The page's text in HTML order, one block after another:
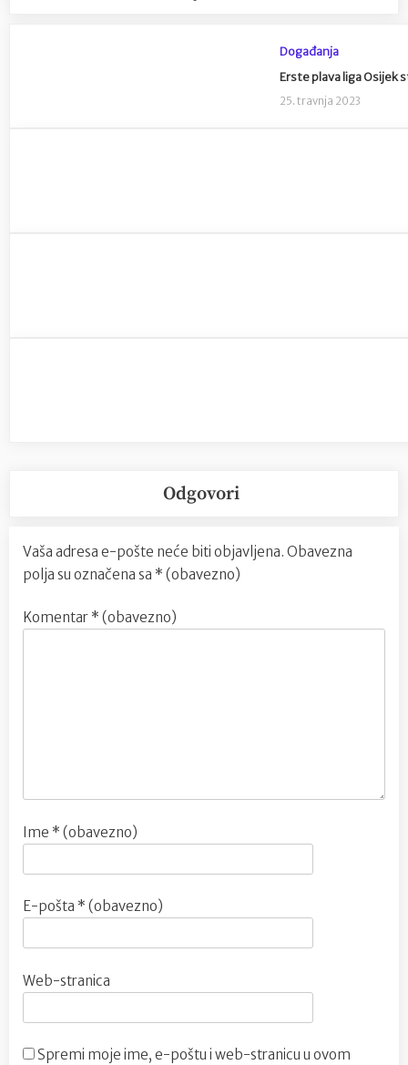
Događanja
Erste plava liga Osijek
25. travnja 2023
Odgovori
Vaša adresa e-pošte neće biti objavljena. Obavezna
polja su označena sa * (obavezno)
Komentar * (obavezno)
Ime * (obavezno)
E-pošta * (obavezno)
Web-stranica
Spremi moje ime, e-poštu i web-stranicu u ovom